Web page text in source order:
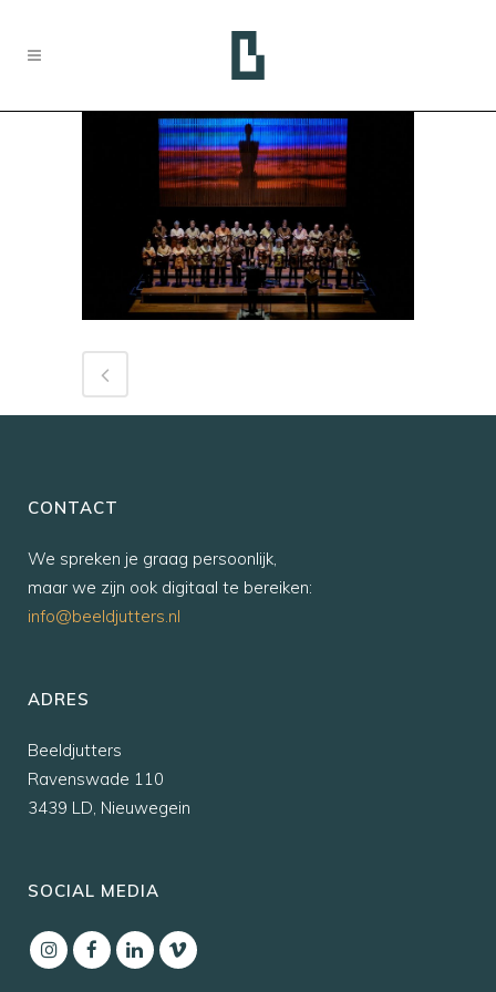
CONTACT
We spreken je graag persoonlijk,
maar we zijn ook digitaal te bereiken:
info@beeldjutters.nl
ADRES
Beeldjutters
Ravenswade 110
3439 LD, Nieuwegein
SOCIAL MEDIA